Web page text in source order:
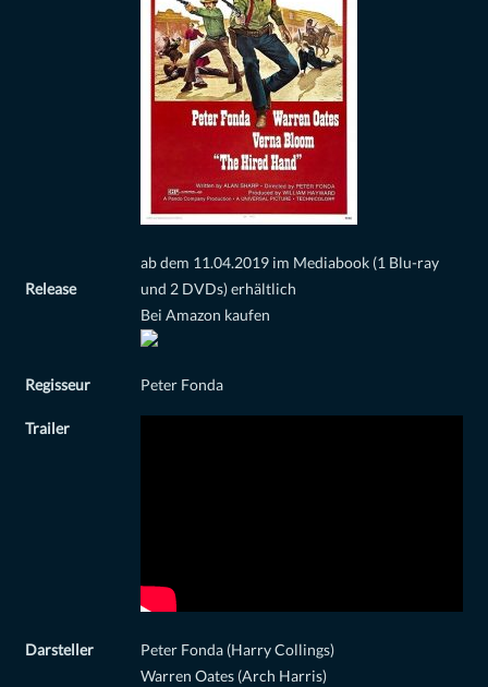
Release
ab dem 11.04.2019 im Mediabook (1 Blu-ray
und 2 DVDs) erhältlich
Bei Amazon kaufen
Regisseur Peter Fonda
Trailer
Darsteller
Peter Fonda (Harry Collings)
Warren Oates (Arch Harris)